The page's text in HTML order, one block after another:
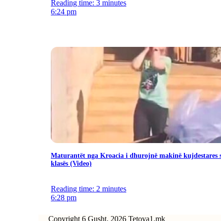
Reading time: 3 minutes
6:24 pm
Maturantët nga Kroacia i dhurojnë makinë kujdestares
klasës (Video)
Reading time: 2 minutes
6:28 pm
Copyright 6 Gusht, 2026 Tetova1.mk